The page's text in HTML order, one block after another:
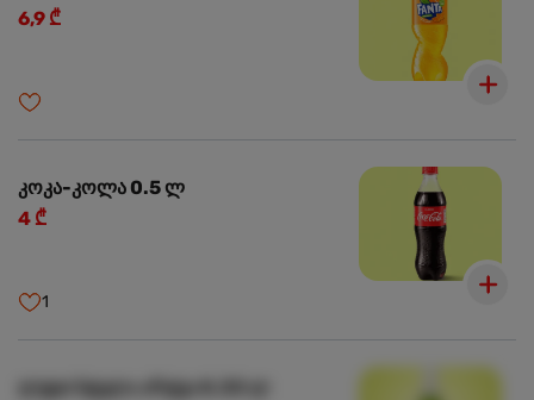
6,9 ₾
კოკა-კოლა 0.5 ლ
4 ₾
1
ლუდი სტელა არტუა 0.33 ლ